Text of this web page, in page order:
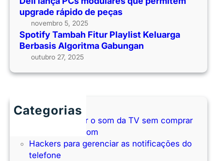
upgrade rápido de peças
novembro 5, 2025
Spotify Tambah Fitur Playlist Keluarga
Berbasis Algoritma Gabungan
outubro 27, 2025
Categorias
Como melhorar o som da TV sem comprar
uma barra de som
Hackers para gerenciar as notificações do
telefone